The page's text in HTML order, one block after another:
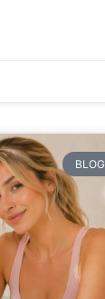
BLOG